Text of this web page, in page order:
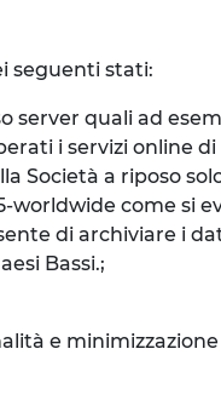
seguenti stati:
server quali ad
i servizi online
a riposo
come si
di archiviare i
Bassi.;
e minimizzazione